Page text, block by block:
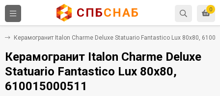
0
СПБСНАБ
Керамогранит Italon Charme Deluxe Statuario Fantastico Lux 80x80,
Керамогранит Italon Charme Deluxe
Statuario Fantastico Lux 80x80,
610015000511